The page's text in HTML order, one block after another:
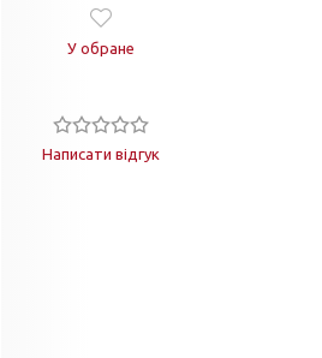
У обране
Написати відгук